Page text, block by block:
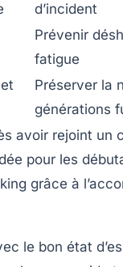
d’incident
Prévenir
fatigue
Préserver la
générations
avoir rejoint un
pour les
grâce à
le bon état